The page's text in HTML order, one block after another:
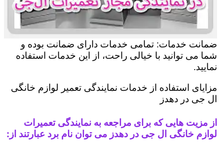
ضمانت خدمات: تمامی خدمات دارای ضمانت بوده و
شما می توانید با خیالی راحت، از این خدمات استفاده
نمایید.
مزایای استفاده از خدمات نمایندگی تعمیر لوازم خانگی
ال جی در دهدز
از مزیت هایی که برای مراجعه به نمایندگی تعمیرات
لوازم خانگی ال جی در دهدز می توان نام برد عبارتند از: